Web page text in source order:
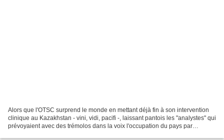
Alors que l'OTSC surprend le monde en mettant déjà fin à son intervention
clinique au Kazakhstan - vini, vidi, pacifi -, laissant pantois les "analystes" qui
prévoyaient avec des trémolos dans la voix l'occupation du pays par